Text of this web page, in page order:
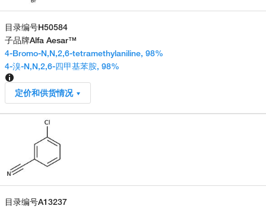
目录编号H50584
子品牌Alfa Aesar™
4-Bromo-N,N,2,6-tetramethylaniline, 98%
4-溴-N,N,2,6-四甲基苯胺, 98%
定价和供货情况
目录编号A13237